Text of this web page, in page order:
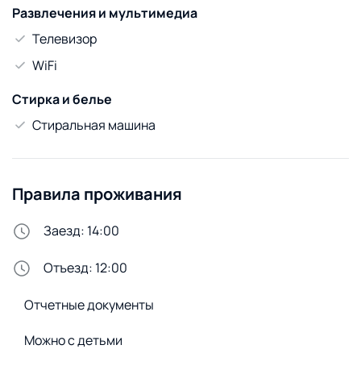
Развлечения и мультимедиа
Телевизор
WiFi
Стирка и белье
Стиральная машина
Правила проживания
Заезд: 14:00
Отъезд: 12:00
Отчетные документы
Можно с детьми